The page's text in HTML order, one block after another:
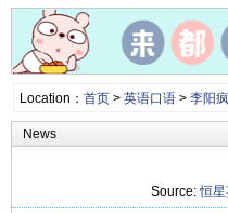
Location： 首页> 英语口语> 李阳
News
Source:恒星